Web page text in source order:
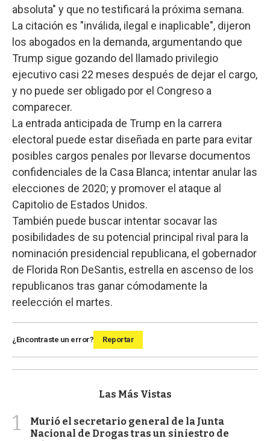
absoluta" y que no testificará la próxima semana.
La citación es "inválida, ilegal e inaplicable", dijeron
los abogados en la demanda, argumentando que
Trump sigue gozando del llamado privilegio
ejecutivo casi 22 meses después de dejar el cargo,
y no puede ser obligado por el Congreso a
comparecer.
La entrada anticipada de Trump en la carrera
electoral puede estar diseñada en parte para evitar
posibles cargos penales por llevarse documentos
confidenciales de la Casa Blanca; intentar anular las
elecciones de 2020; y promover el ataque al
Capitolio de Estados Unidos.
También puede buscar intentar socavar las
posibilidades de su potencial principal rival para la
nominación presidencial republicana, el gobernador
de Florida Ron DeSantis, estrella en ascenso de los
republicanos tras ganar cómodamente la
reelección el martes.
¿Encontraste un error? Reportar
Las Más Vistas
1
Murió el secretario general de la Junta
Nacional de Drogas tras un siniestro de